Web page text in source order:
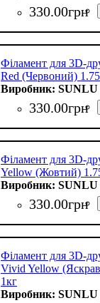
330.00грн
Філамент для 3D-
Red (Червоний)
SUNLU
330.00грн
Філамент для 3D-
Yellow (Жовтий)
SUNLU
330.00грн
Філамент для 3D-
Vivid Yellow
1кг
SUNLU